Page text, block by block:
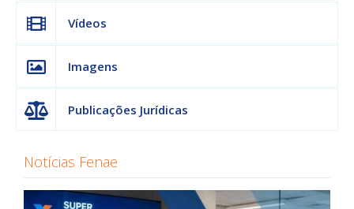
Vídeos
Imagens
Publicações Jurídicas
Notícias Fenae